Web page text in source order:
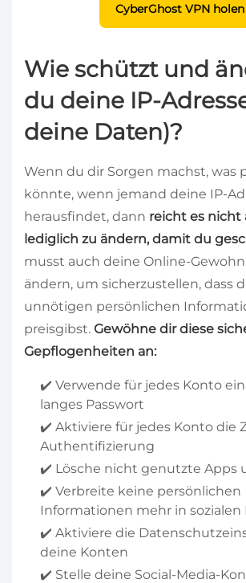
CyberGhost VPN holen
Wie schützt und
du deine IP-
deine Daten)?
Wenn du dir Sorgen machst, was
könnte, wenn jemand deine IP-
herausfindet, dann reicht es nicht
lediglich zu ändern, damit du
musst auch deine Online-
ändern, um sicherzustellen, dass
unnötigen persönlichen
preisgibst. Gewöhne dir diese
Gepflogenheiten an:
✔️ Verwende für jedes Konto
langes Passwort
✔️ Aktiviere für jedes Konto die
Authentifizierung
✔️ Lösche nicht genutzte Apps
✔️ Verbreite keine persönlichen
Informationen mehr in sozialen
✔️ Aktiviere die
deine Konten
✔️ Stelle deine Social-Media-